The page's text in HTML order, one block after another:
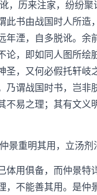
历来注家，纷纷聚
书由战国时人所
湮，自多脱讹。
，即如同人图所
，又何必假托轩
谓战国时书，岂非
易之理；其有文
重明其用，立汤剂
用俱备，而仲景特
不能善其用。是